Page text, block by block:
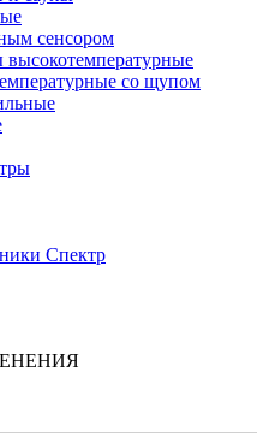
сенсором
со щупом
Спектр